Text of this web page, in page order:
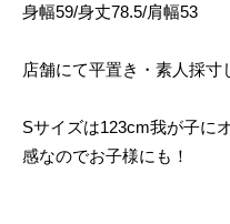
身幅59/身丈78.5/肩幅53
店舗にて平置き・素人採
Sサイズは123cm我が子に
感なのでお子様にも！